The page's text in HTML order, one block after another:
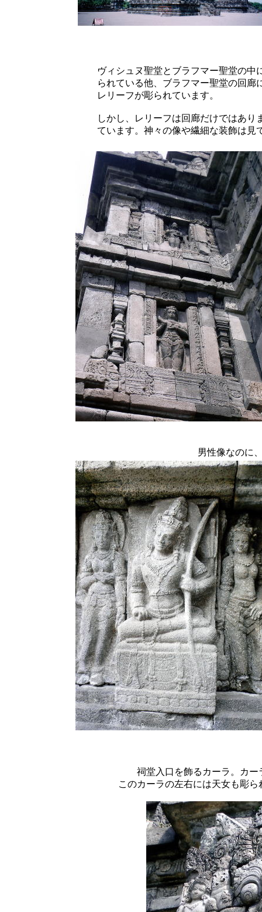
ヴィシュヌ聖堂とブラフマー聖堂の
られている他、ブラフマー聖堂の回
レリーフが彫られています。
しかし、レリーフは回廊だけではあ
ています。神々の像や繊細な装飾は見
男性像なのに
祠堂入口を飾るカーラ。カ
このカーラの左右には天女も彫